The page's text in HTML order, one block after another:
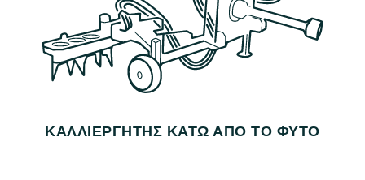
ΚΑΛΛΙΕΡΓΗΤΉΣ ΚΆΤΩ ΑΠΌ ΤΟ ΦΥΤΌ